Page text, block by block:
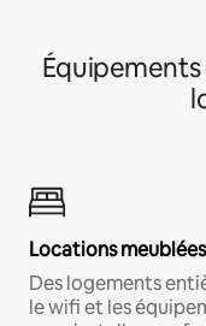
Locations meublées
Des logements
le wifi et les